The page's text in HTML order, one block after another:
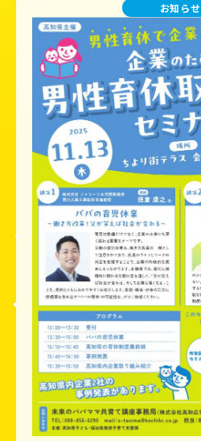
お知らせ